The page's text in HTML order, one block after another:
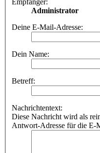
Empfänger:
Administrator
Deine E-Mail-Adresse:
Dein Name:
Betreff:
Nachrichtentext:
Diese Nachricht wird als
Antwort-Adresse für die E-